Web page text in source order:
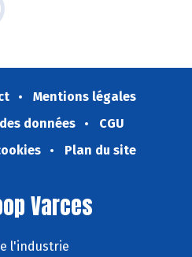
Mentions légales
données
CGU
Plan du site
Varces
l'industrie